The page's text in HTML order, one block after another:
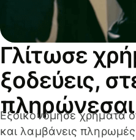
Γλίτωσε
ξοδεύεις,
πληρώνεσαι
Εξοικονόμησε χρήματα
και λαμβάνεις